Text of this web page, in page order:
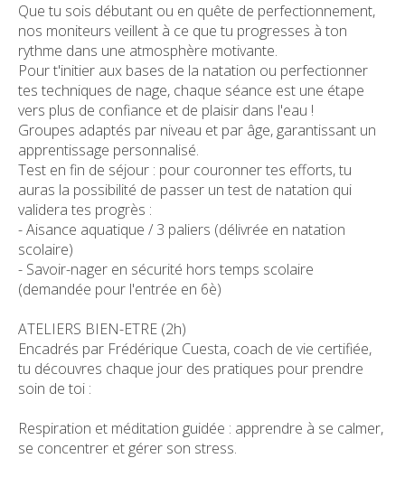
Que tu sois débutant ou en quête de perfectionnement,
nos moniteurs veillent à ce que tu progresses à ton
rythme dans une atmosphère motivante.
Pour t'initier aux bases de la natation ou perfectionner
tes techniques de nage, chaque séance est une étape
vers plus de confiance et de plaisir dans l'eau !
Groupes adaptés par niveau et par âge, garantissant un
apprentissage personnalisé.
Test en fin de séjour : pour couronner tes efforts, tu
auras la possibilité de passer un test de natation qui
validera tes progrès :
- Aisance aquatique / 3 paliers (délivrée en natation
scolaire)
- Savoir-nager en sécurité hors temps scolaire
(demandée pour l'entrée en 6è)
ATELIERS BIEN-ETRE (2h)
Encadrés par Frédérique Cuesta, coach de vie certifiée,
tu découvres chaque jour des pratiques pour prendre
soin de toi :
Respiration et méditation guidée : apprendre à se calmer,
se concentrer et gérer son stress.